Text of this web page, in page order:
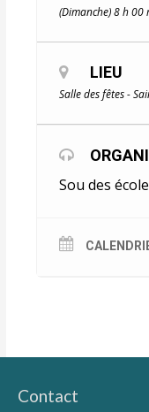
(Dimanche) 8 h
LIEU
Salle des fêtes -
Sou des
Contact